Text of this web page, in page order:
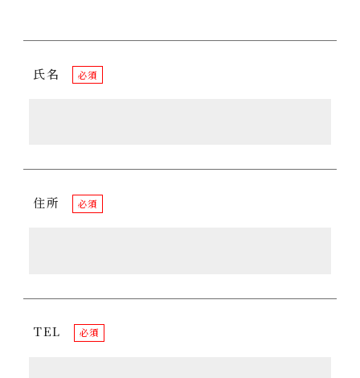
氏名 必須
住所 必須
TEL 必須